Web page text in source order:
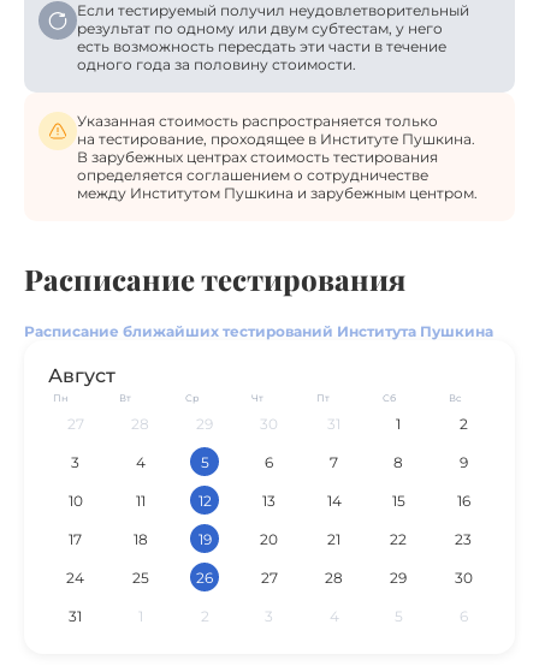
Если тестируемый получил неудовлетворительный
результат по одному или двум субтестам, у него
есть возможность пересдать эти части в течение
одного года за половину стоимости.
Указанная стоимость распространяется только
на тестирование, проходящее в Институте Пушкина.
В зарубежных центрах стоимость тестирования
определяется соглашением о сотрудничестве
между Институтом Пушкина и зарубежным центром.
Расписание тестирования
Расписание ближайших тестирований Института Пушкина
Август
Пн Вт Ср Чт Пт Сб Вс
27 28 29 30 31 1 2
3 4 5 6 7 8 9
10 11 12 13 14 15 16
17 18 19 20 21 22 23
24 25 26 27 28 29 30
31 1 2 3 4 5 6